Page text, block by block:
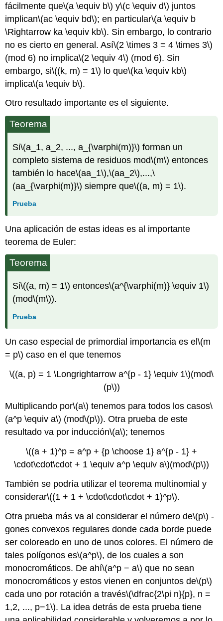
fácilmente que\(a \equiv b\) y\(c \equiv d\) juntos
implican\(ac \equiv bd\); en particular\(a \equiv b
\Rightarrow ka \equiv kb\). Sin embargo, lo contrario
no es cierto en general. Así\(2 \times 3 = 4 \times 3\)
(mod 6) no implica\(2 \equiv 4\) (mod 6). Sin
embargo, si\((k, m) = 1\) lo que\(ka \equiv kb\)
implica\(a \equiv b\).
Otro resultado importante es el siguiente.
Teorema
Si\(a_1, a_2, ..., a_{\varphi(m)}\) forman un
completo sistema de residuos mod\(m\) entonces
también lo hace\(aa_1\),\(aa_2\),...,\
(aa_{\varphi(m)}\) siempre que\((a, m) = 1\).
Prueba
Una aplicación de estas ideas es al importante
teorema de Euler:
Teorema
Si\((a, m) = 1\) entonces\(a^{\varphi(m)} \equiv 1\)
(mod\(m\)).
Prueba
Un caso especial de primordial importancia es el\(m
= p\) caso en el que tenemos
\((a, p) = 1 \Longrightarrow a^{p - 1} \equiv 1\)(mod\
(p\))
Multiplicando por\(a\) tenemos para todos los casos\
(a^p \equiv a\) (mod\(p\)). Otra prueba de este
resultado va por inducción\(a\); tenemos
\((a + 1)^p = a^p + {p \choose 1} a^{p - 1} +
\cdot\cdot\cdot + 1 \equiv a^p \equiv a\)(mod\(p\))
También se podría utilizar el teorema multinomial y
considerar\((1 + 1 + \cdot\cdot\cdot + 1)^p\).
Otra prueba más va al considerar el número de\(p\) -
gones convexos regulares donde cada borde puede
ser coloreado en uno de unos colores. El número de
tales polígonos es\(a^p\), de los cuales a son
monocromáticos. De ahí\(a^p − a\) que no sean
monocromáticos y estos vienen en conjuntos de\(p\)
cada uno por rotación a través\(\dfrac{2\pi n}{p}, n =
1,2, ..., p−1\). La idea detrás de esta prueba tiene